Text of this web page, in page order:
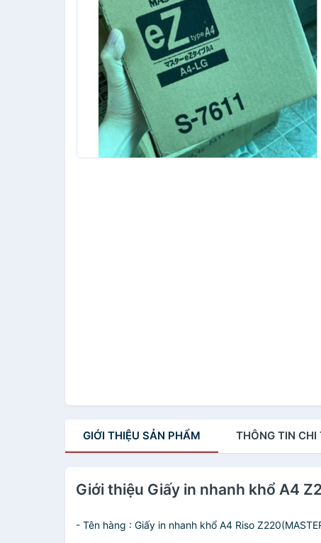
GIỚI THIỆU SẢN PHẨM THÔNG TIN CHI
Giới thiệu Giấy in nhanh khổ A4
- Tên hàng : Giấy in nhanh khổ A4 Riso